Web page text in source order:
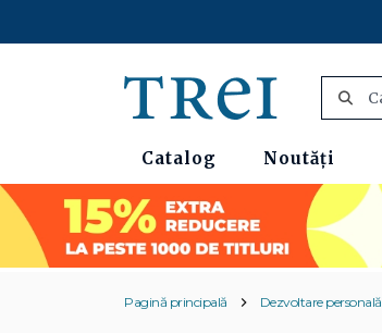
Catalog Noutăți
Pagină principală Dezvoltare personală